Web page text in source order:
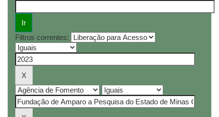
Filtros correntes: